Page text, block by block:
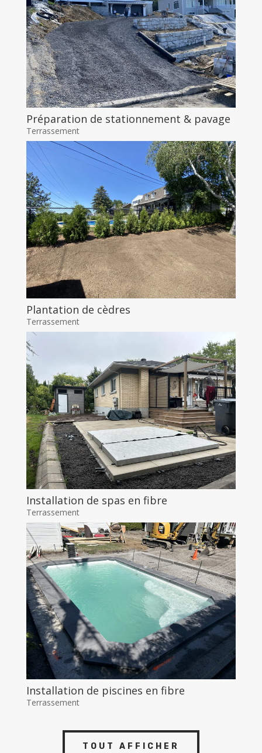
Préparation de stationnement & pavage
Terrassement
Plantation de cèdres
Terrassement
Installation de spas en fibre
Terrassement
Installation de piscines en fibre
Terrassement
TOUT AFFICHER